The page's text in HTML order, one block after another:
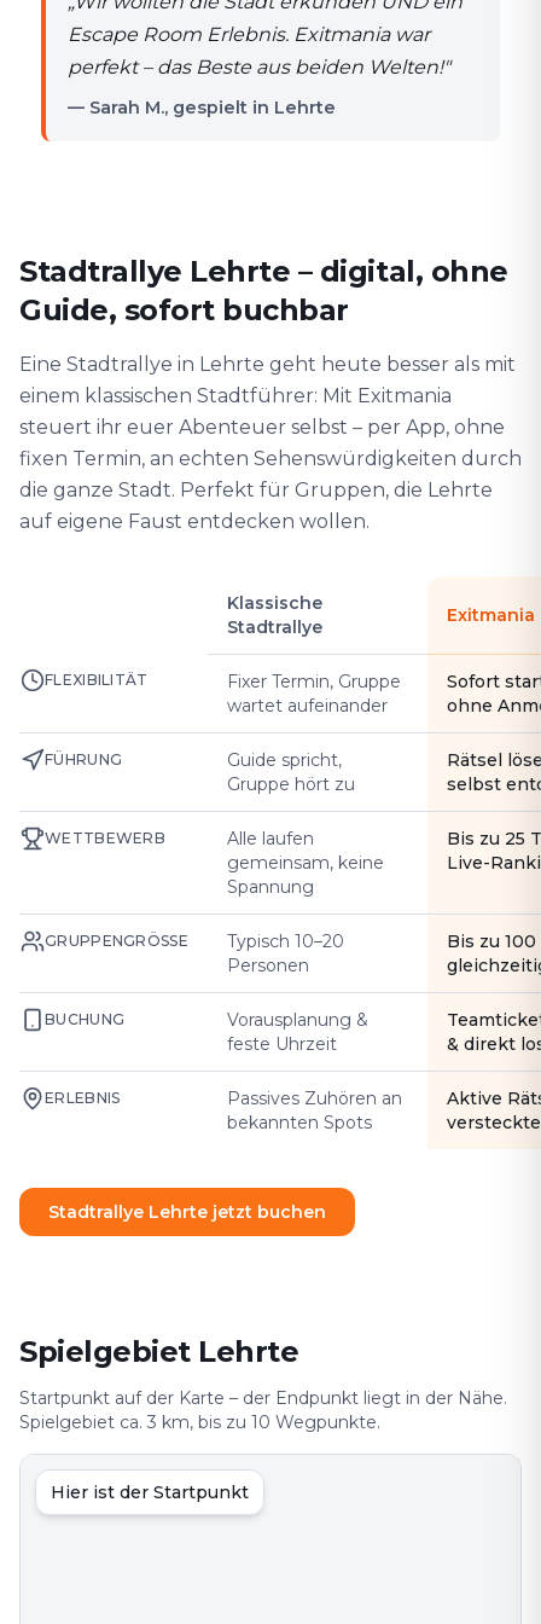
Escape Room Erlebnis. Exitmania war
perfekt – das Beste aus beiden Welten!"
— Sarah M., gespielt in Lehrte
Stadtrallye Lehrte – digital, ohne
Guide, sofort buchbar
Eine Stadtrallye in Lehrte geht heute besser als mit
einem klassischen Stadtführer: Mit Exitmania
steuert ihr euer Abenteuer selbst – per App, ohne
fixen Termin, an echten Sehenswürdigkeiten durch
die ganze Stadt. Perfekt für Gruppen, die Lehrte
auf eigene Faust entdecken wollen.
Klassische
Stadtrallye
Exitmania
FLEXIBILITÄT
Fixer Termin, Gruppe
wartet aufeinander
Sofort
ohne
FÜHRUNG
Guide spricht,
Gruppe hört zu
Rätsel
selbst
WETTBEWERB
Alle laufen
gemeinsam, keine
Spannung
Bis zu 25
Live-
GRUPPENGRÖSSE
Typisch 10–20
Personen
Bis zu
BUCHUNG
Vorausplanung &
feste Uhrzeit
& direkt
ERLEBNIS
Passives Zuhören an
bekannten Spots
Aktive
Stadtrallye Lehrte jetzt buchen
Spielgebiet Lehrte
Startpunkt auf der Karte – der Endpunkt liegt in der Nähe.
Spielgebiet ca. 3 km, bis zu 10 Wegpunkte.
Hier ist der Startpunkt